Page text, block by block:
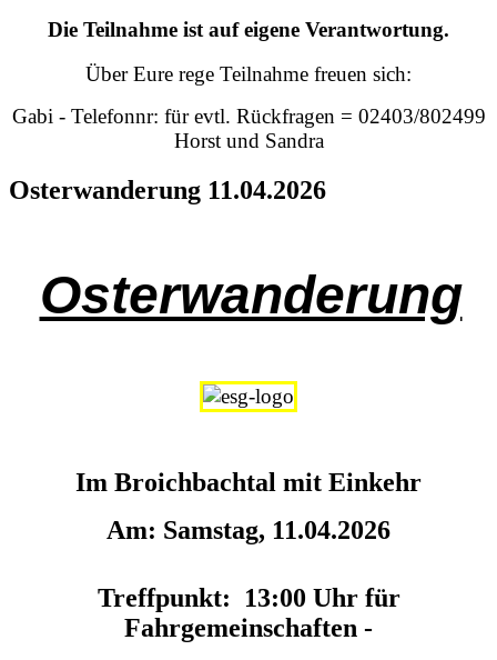
Die Teilnahme ist auf eigene Verantwortung.
Über Eure rege Teilnahme freuen sich:
Gabi - Telefonnr: für evtl. Rückfragen = 02403/802499
Horst und Sandra
Osterwanderung 11.04.2026
Osterwanderung
Im Broichbachtal mit Einkehr
Am: Samstag, 11.04.2026
Treffpunkt: 13:00 Uhr für
Fahrgemeinschaften -